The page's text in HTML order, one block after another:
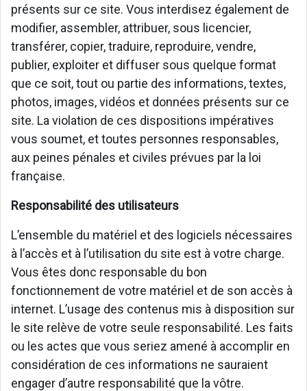
présents sur ce site. Vous interdisez également de
modifier, assembler, attribuer, sous licencier,
transférer, copier, traduire, reproduire, vendre,
publier, exploiter et diffuser sous quelque format
que ce soit, tout ou partie des informations, textes,
photos, images, vidéos et données présents sur ce
site. La violation de ces dispositions impératives
vous soumet, et toutes personnes responsables,
aux peines pénales et civiles prévues par la loi
française.
Responsabilité des utilisateurs
L’ensemble du matériel et des logiciels nécessaires
à l’accès et à l’utilisation du site est à votre charge.
Vous êtes donc responsable du bon
fonctionnement de votre matériel et de son accès à
internet. L’usage des contenus mis à disposition sur
le site relève de votre seule responsabilité. Les faits
ou les actes que vous seriez amené à accomplir en
considération de ces informations ne sauraient
engager d’autre responsabilité que la vôtre.